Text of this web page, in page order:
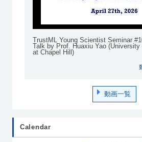
TrustML Young Scientist Seminar
Talk by Prof. Huaxiu Yao (University
at Chapel Hill)
動画一覧
Calendar